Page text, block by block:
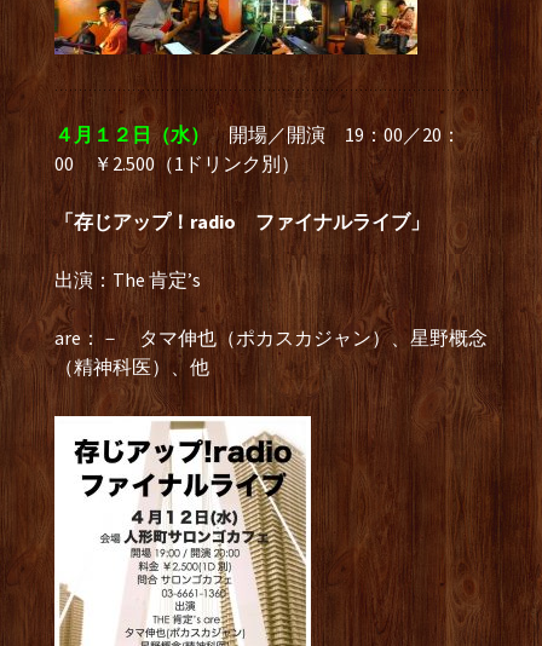
４月１２日（水）開場／開演 19：00／20：
00 ￥2.500（1ドリンク別）
「存じアップ！radio ファイナルライブ」
出演：The 肯定’s
are：－ タマ伸也（ポカスカジャン）、星野概念
（精神科医）、他